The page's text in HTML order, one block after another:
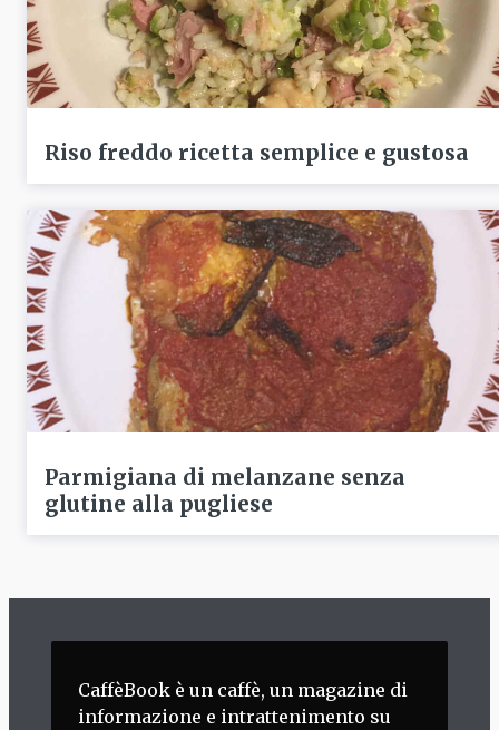
Riso freddo ricetta semplice e gustosa
Parmigiana di melanzane senza
glutine alla pugliese
CaffèBook è un caffè, un magazine di
informazione e intrattenimento su